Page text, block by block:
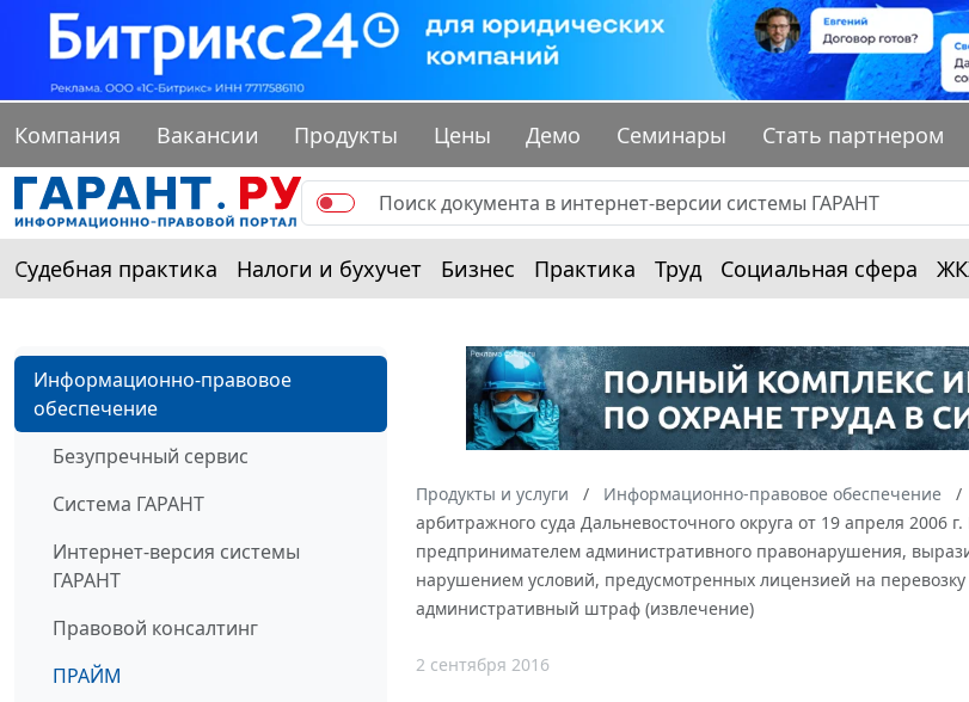
Компания Вакансии Продукты Цены Демо Семинары Стать партнером
Судебная практика Налоги и бухучет Бизнес Практика Труд Социальная сфера
Информационно-правовое
обеспечение
Безупречный сервис
Система ГАРАНТ
Интернет-версия системы
ГАРАНТ
Правовой консалтинг
ПРАЙМ
Продукты и услуги Информационно-правовое обеспечение
арбитражного суда Дальневосточного округа от 19 апреля 2006
предпринимателем административного правонарушения,
нарушением условий, предусмотренных лицензией на
административный штраф (извлечение)
2 сентября 2016